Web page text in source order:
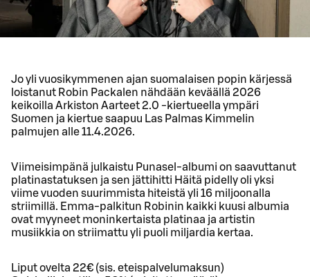
Jo yli vuosikymmenen ajan suomalaisen popin kärjessä
loistanut Robin Packalen nähdään keväällä 2026
keikoilla Arkiston Aarteet 2.0 -kiertueella ympäri
Suomen ja kiertue saapuu Las Palmas Kimmelin
palmujen alle 11.4.2026.
Viimeisimpänä julkaistu Punasel-albumi on saavuttanut
platinastatuksen ja sen jättihitti Häitä pidelly oli yksi
viime vuoden suurimmista hiteistä yli 16 miljoonalla
striimillä. Emma-palkitun Robinin kaikki kuusi albumia
ovat myyneet moninkertaista platinaa ja artistin
musiikkia on striimattu yli puoli miljardia kertaa.
Liput ovelta 22€ (sis. eteispalvelumaksun)